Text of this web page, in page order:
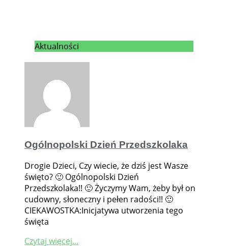
Aktualności
Ogólnopolski Dzień Przedszkolaka
Drogie Dzieci, Czy wiecie, że dziś jest Wasze
święto? 🙂 Ogólnopolski Dzień
Przedszkolaka!! 🙂 Życzymy Wam, żeby był on
cudowny, słoneczny i pełen radości!! 🙂
CIEKAWOSTKA:Inicjatywa utworzenia tego
święta
Czytaj więcej...